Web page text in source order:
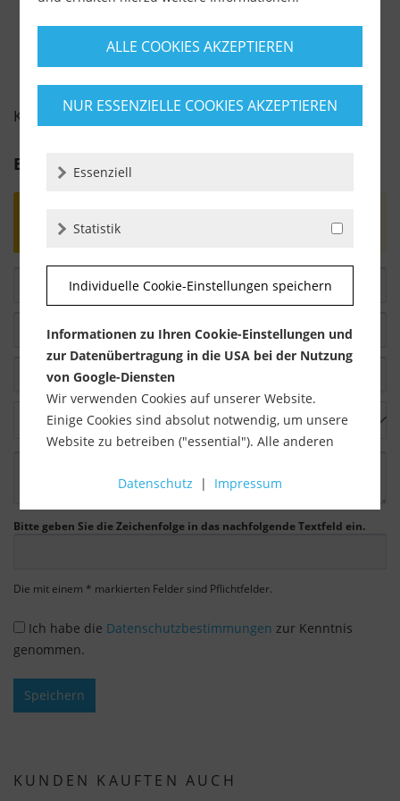
KUNDENBEWERTUNGEN FÜR
Bewertung schreiben
freigeschaltet.
Bitte geben Sie die Zeichenfolge in das nachfolgende Textfeld ein.
Die mit einem * markierten Felder sind Pflichtfelder.
Ich habe die Datenschutzbestimmungen zur Kenntnis
genommen.
Speichern
KUNDEN KAUFTEN AUCH
ALLE COOKIES AKZEPTIEREN
NUR ESSENZIELLE COOKIES AKZEPTIEREN
Essenziell
Statistik
Individuelle Cookie-Einstellungen speichern
Informationen zu Ihren Cookie-Einstellungen und
zur Datenübertragung in die USA bei der Nutzung
von Google-Diensten
Wir verwenden Cookies auf unserer Website.
Einige Cookies sind absolut notwendig, um unsere
Website zu betreiben ("essential"). Alle anderen
Verwendung zustimmen (z. B. für Google Maps).
Über die Auswahl bestimmter Cookies in den
akzeptieren" oder "individuelle Cookie-
Die Zustimmung zur Verwendung von nicht
Einstellungen auch nachträglich über die
Schaltfläche "Cookie-Einstellungen" ändern, die Sie
Datenschutzbestimmungen.
Datenschutz | Impressum